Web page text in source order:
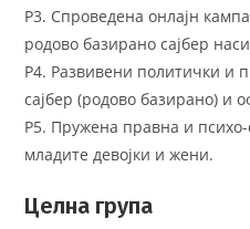
Р3. Спроведена онлајн
родово базирано сајбер
Р4. Развивени политички и
сајбер (родово базирано) и
Р5. Пружена правна и
младите девојки и жени.
Целна група